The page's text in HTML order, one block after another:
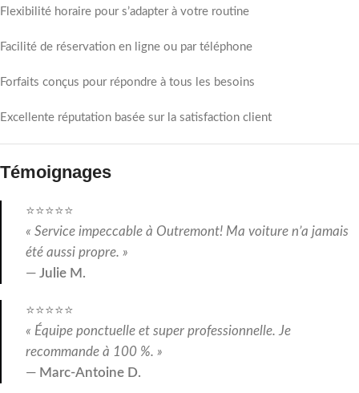
Flexibilité horaire pour s’adapter à votre routine
Facilité de réservation en ligne ou par téléphone
Forfaits conçus pour répondre à tous les besoins
Excellente réputation basée sur la satisfaction client
Témoignages
⭐⭐⭐⭐⭐
« Service impeccable à Outremont! Ma voiture n’a jamais
été aussi propre. »
— Julie M.
⭐⭐⭐⭐⭐
« Équipe ponctuelle et super professionnelle. Je
recommande à 100 %. »
— Marc-Antoine D.